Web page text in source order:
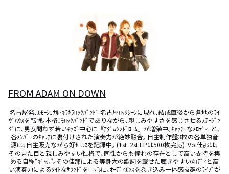
FROM ADAM ON DOWN
名古屋発､ｴﾓｰｼｮﾅﾙ･ｷﾗｷﾗﾛｯｸﾊﾞﾝﾄﾞ 名古屋ﾛｯｸｼｰﾝに現れ､結成直後から各地のﾗｲ
ｳﾞﾊｳｽを転戦｡本格ｴﾓﾛｯｸﾊﾞﾝﾄﾞでありながら､親しみやすさを感じさせるｽﾃｰｼﾞﾝ
ｸﾞに､男女問わず若いｷｯｽﾞ中心に『ｱﾀﾞﾑｼﾝﾄﾞﾛｰﾑ』が増殖中｡ｷｬｯﾁｰなﾒﾛﾃﾞｨｰと､
各ﾒﾝﾊﾞｰのｷｬﾘｱに裏付けされた演奏力が絶妙融合｡ 自主制作盤3枚の各単独音
源は､自主販売ながら好ｾｰﾙｽを記録中｡ (1st .2st EPは500枚完売)  Vo.佳那は､
その見た目と親しみやすい性格で､同性からも憧れの存在として高い支持を集
める自称“ｷﾞｬﾙ”｡その佳那による等身大の歌詞を載せた聴きやすいﾒﾛﾃﾞｨと高
い演奏力によるﾀｲﾄなｻｳﾝﾄﾞを中心に､ｵｰﾃﾞｨｴﾝｽを巻き込み一体感抜群のﾗｲﾌﾞが